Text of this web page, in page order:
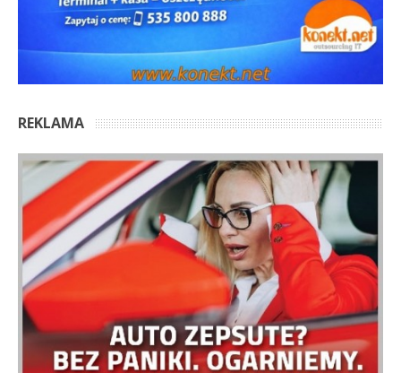
REKLAMA